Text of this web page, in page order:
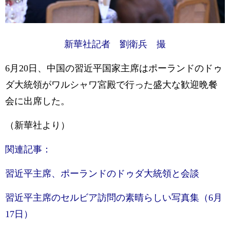
新華社記者 劉衛兵 撮
6月20日、中国の習近平国家主席はポーランドのドゥ
ダ大統領がワルシャワ宮殿で行った盛大な歓迎晩餐
会に出席した。
（新華社より）
関連記事：
習近平主席、ポーランドのドゥダ大統領と会談
習近平主席のセルビア訪問の素晴らしい写真集（6月
17日）